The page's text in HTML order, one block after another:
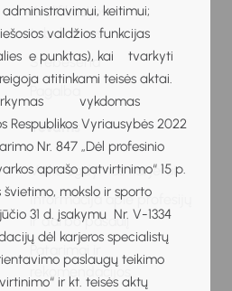
keitimui;
valdžios funkcijas
e punktas), kai tvarkyti
atitinkami teisės aktai.
vykdomas
Respublikos Vyriausybės 2022
Nr. 847 „Dėl profesinio
aprašo patvirtinimo“ 15 p.
švietimo, mokslo ir sporto
31 d. įsakymu Nr. V-1334
dėl karjeros specialistų
paslaugų teikimo
ir kt. teisės aktų
Kvalifikacijos
tobulinimas
Stebėsena
Pagalba
Tėvams
Vaiko ugdymas karjerai
Informacija apie profesijų
ir darbo pasaulį
Patarimai ir
rekomendacijos